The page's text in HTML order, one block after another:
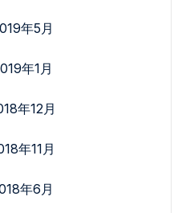
年5月
年1月
年12月
年11月
年6月